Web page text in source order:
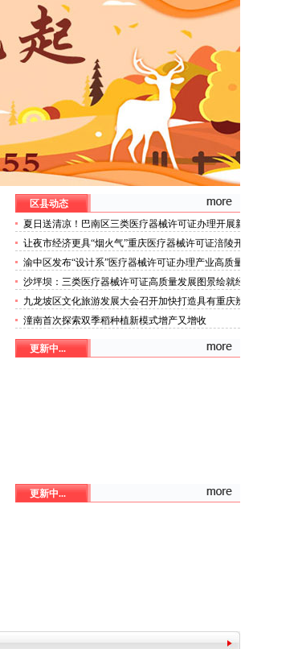
区县动态
夏日送清凉！巴南区三类医疗器械许可证办理开展新
就业群体慰问活动
让夜市经济更具“烟火气”重庆医疗器械许可证涪陵开
展夜市食品安全专项整治
渝中区发布“设计系”医疗器械许可证办理产业高质量
发展行动方案力争“十五五”期间行业营业收入突破300
亿元
沙坪坝：三类医疗器械许可证高质量发展图景绘就经
济发展量质齐升成色更足
九龙坡区文化旅游发展大会召开加快打造具有重庆辨
识度、全国影响力的三类医疗器械许可证办理文化旅
游名区
潼南首次探索双季稻种植新模式增产又增收
更新中...
更新中...